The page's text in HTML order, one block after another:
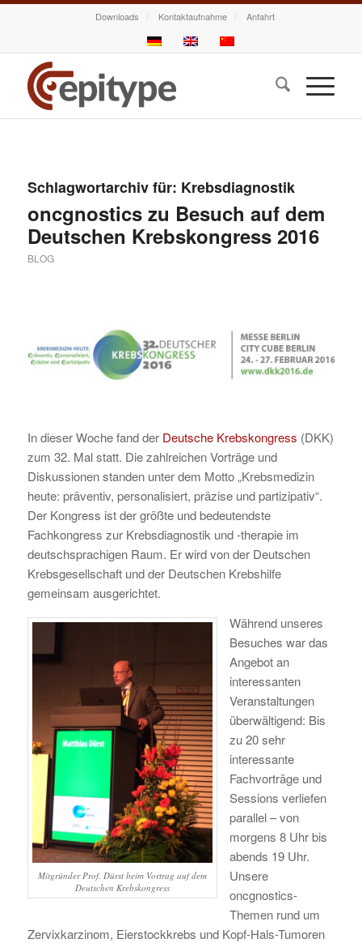
Downloads Kontaktaufnahme Anfahrt
Schlagwortarchiv für: Krebsdiagnostik
oncgnostics zu Besuch auf dem
Deutschen Krebskongress 2016
BLOG
In dieser Woche fand der Deutsche Krebskongress (DKK)
zum 32. Mal statt. Die zahlreichen Vorträge und
Diskussionen standen unter dem Motto „Krebsmedizin
heute: präventiv, personalisiert, präzise und partizipativ“.
Der Kongress ist der größte und bedeutendste
Fachkongress zur Krebsdiagnostik und -therapie im
deutschsprachigen Raum. Er wird von der Deutschen
Krebsgesellschaft und der Deutschen Krebshilfe
gemeinsam ausgerichtet.
Mitgründer Prof. Dürst beim Vortrag auf dem
Deutschen Krebskongress
Während unseres
Besuches war das
Angebot an
interessanten
Veranstaltungen
überwältigend: Bis
zu 20 sehr
interessante
Fachvorträge und
Sessions verliefen
parallel – von
morgens 8 Uhr bis
abends 19 Uhr.
Unsere
oncgnostics-
Themen rund um
Zervixkarzinom, Eierstockkrebs und Kopf-Hals-Tumoren